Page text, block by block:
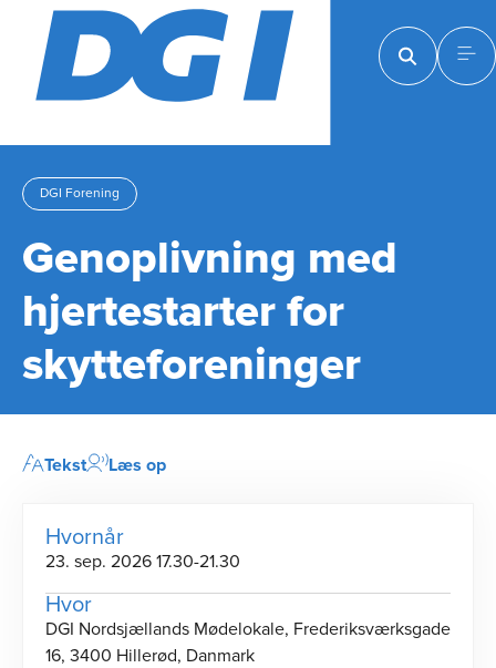
DGI Forening
Genoplivning med
hjertestarter for
skytteforeninger
Hvornår
23. sep. 2026 17.30-21.30
Hvor
DGI Nordsjællands Mødelokale, Frederiksværksgade
16, 3400 Hillerød, Danmark
Tekst Læs op